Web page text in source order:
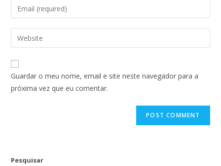
Guardar o meu nome, email e site neste navegador para a
próxima vez que eu comentar.
Pesquisar